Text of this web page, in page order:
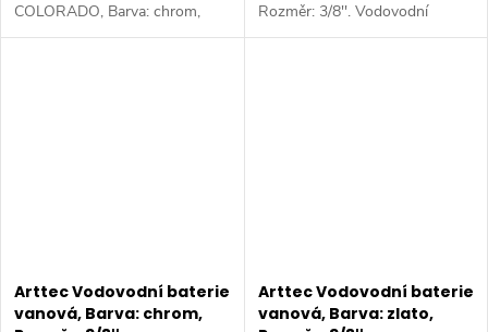
COLORADO, Barva: chrom,
Rozměr: 3/8''. Vodovodní
Rozměr: 3/8''. Vodovodní
baterie vanová stojánková
Arttec Vodovodní baterie
vanová, Barva: chrom,
Arttec Vodovodní baterie
vanová, Barva: zlato,